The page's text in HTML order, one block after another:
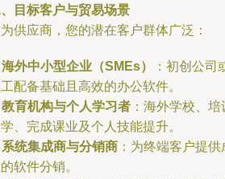
目标客户与贸易场景
供应商，您的潜在客户群体广泛：
海外中小型企业（SMEs）
：初创公
配备基础且高效的办公软件。
教育机构与个人学习者 ：海外学校、
、完成课业及个人技能提升。
系统集成商与分销商 ：为终端客户提
软件分销。